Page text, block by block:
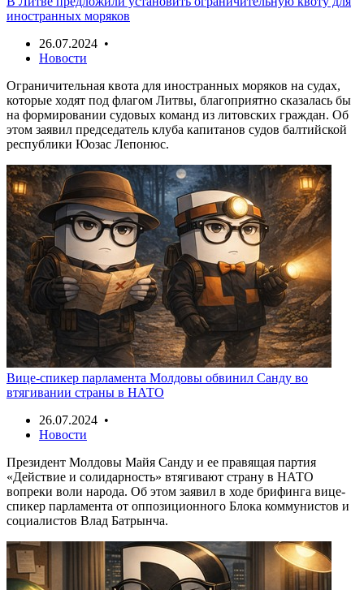
иностранных моряков
26.07.2024 •
Новости
Ограничительная квота для иностранных моряков на судах,
которые ходят под флагом Литвы, благоприятно сказалась бы
на формировании судовых команд из литовских граждан. Об
этом заявил председатель клуба капитанов судов балтийской
республики Юозас Лепонюс.
Вице-спикер парламента Молдовы обвинил Санду во
втягивании страны в НАТО
26.07.2024 •
Новости
Президент Молдовы Майя Санду и ее правящая партия
«Действие и солидарность» втягивают страну в НАТО
вопреки воли народа. Об этом заявил в ходе брифинга вице-
спикер парламента от оппозиционного Блока коммунистов и
социалистов Влад Батрынча.